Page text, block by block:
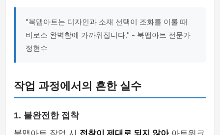
"북맵아트는 디자인과 소재 선택이 조화를 이룰 때
비로소 완벽함에 가까워집니다." - 북맵아트 전문가
정현수
작업 과정에서의 흔한 실수
1. 불완전한 접착
북맵아트 작업 시 접착이 제대로 되지 않아아트워크